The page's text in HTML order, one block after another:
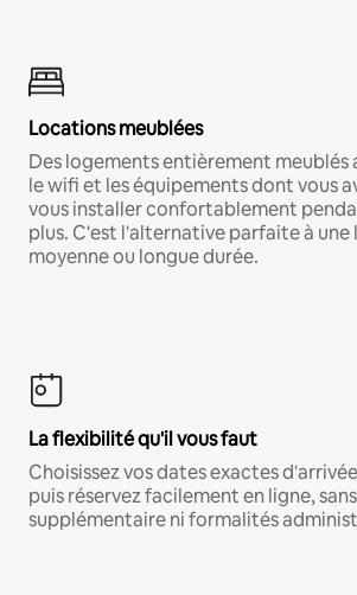
Locations meublées
Des logements entièrement meublés
le wifi et les équipements dont vous
vous installer confortablement
plus. C'est l'alternative parfaite à
moyenne ou longue durée.
La flexibilité qu'il vous faut
Choisissez vos dates exactes
puis réservez facilement en ligne,
supplémentaire ni formalités